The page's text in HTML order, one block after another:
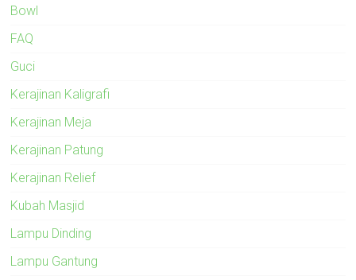
Bowl
FAQ
Guci
Kerajinan Kaligrafi
Kerajinan Meja
Kerajinan Patung
Kerajinan Relief
Kubah Masjid
Lampu Dinding
Lampu Gantung